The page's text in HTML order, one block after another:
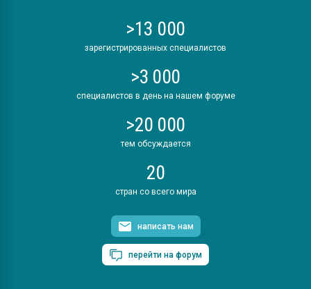
>13 000
зарегистрированных специалистов
>3 000
специалистов в день на нашем форуме
>20 000
тем обсуждается
20
стран со всего мира
написать нам
перейти на форум